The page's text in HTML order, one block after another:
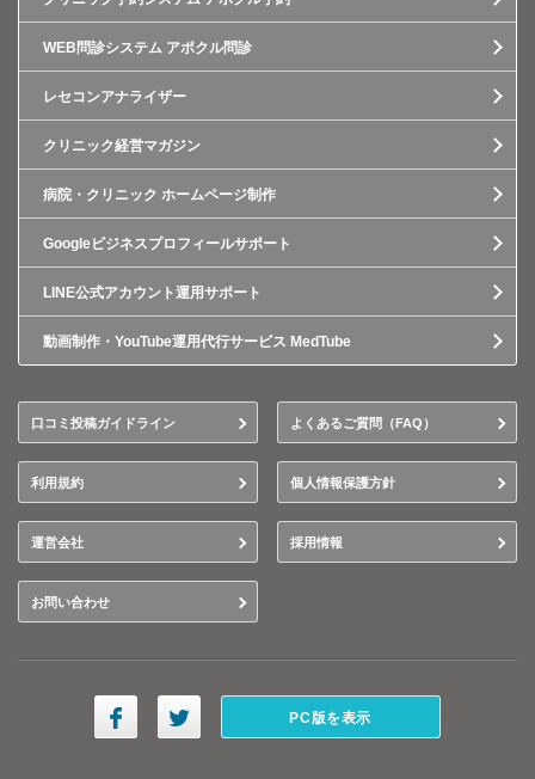
WEB問診システム アポクル問診
レセコンアナライザー
クリニック経営マガジン
病院・クリニック ホームページ制作
Googleビジネスプロフィールサポート
LINE公式アカウント運用サポート
動画制作・YouTube運用代行サービス MedTube
口コミ投稿ガイドライン よくあるご質問（FAQ）
利用規約 個人情報保護方針
運営会社 採用情報
お問い合わせ
PC版を表示